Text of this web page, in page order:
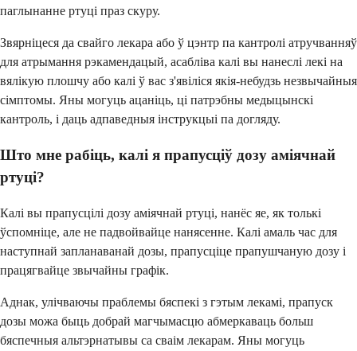
паглынанне ртуці праз скуру.
Звярніцеся да свайго лекара або ў цэнтр па кантролі атручванняў
для атрымання рэкамендацый, асабліва калі вы нанеслі лекі на
вялікую плошчу або калі ў вас з'явіліся якія-небудзь незвычайныя
сімптомы. Яны могуць ацаніць, ці патрэбны медыцынскі
кантроль, і даць адпаведныя інструкцыі па догляду.
Што мне рабіць, калі я прапусціў дозу аміячнай
ртуці?
Калі вы прапусцілі дозу аміячнай ртуці, нанёс яе, як толькі
ўспомніце, але не падвойвайце нанясенне. Калі амаль час для
наступнай запланаванай дозы, прапусціце прапушчаную дозу і
працягвайце звычайны графік.
Аднак, улічваючы праблемы бяспекі з гэтым лекамі, прапуск
дозы можа быць добрай магчымасцю абмеркаваць больш
бяспечныя альтэрнатывы са сваім лекарам. Яны могуць